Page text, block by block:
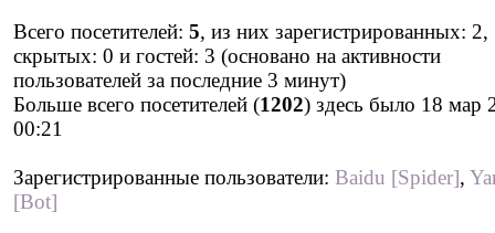
Всего посетителей: 5, из них зарегистрированных: 2,
скрытых: 0 и гостей: 3 (основано на активности
пользователей за последние 3 минут)
Больше всего посетителей (1202) здесь было 18 мар
00:21
Зарегистрированные пользователи: Baidu [Spider],
[Bot]